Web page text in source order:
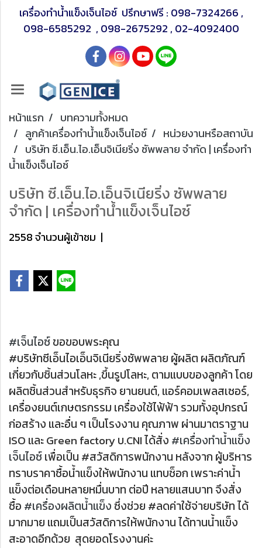
เครื่องทำน้ำแข็งเจ็นไอซ์ ปรึกษาฟรี : 098-7324266 ,
098-6585292 , 098-2675292 , 02-4092400
หน้าแรก
บทความทั้งหมด
ลูกค้าเครื่องทำน้ำแข็งเจ็นไอซ์
หน่วยงานหรือสถาบัน
บริษัท ซี.เอ็น.ไอ.เอ็นจิเนียริ่ง ซัพพลาย จำกัด | เครื่องทำ
น้ำแข็งเจ็นไอซ์
บริษัท ซี.เอ็น.ไอ.เอ็นจิเนียริ่ง ซัพพลาย
จำกัด | เครื่องทำน้ำแข็งเจ็นไอซ์
2558 จำนวนผู้เข้าชม |
#เจ็นไอซ์ขอขอบพระคุณ
#บริษัทซีเอ็นไอเอ็นจิเนียริ่งซัพพลาย ผู้ผลิต ผลิตภัณฑ์
เกี่ยวกับชิ้นส่วนโลหะ ,ขึ้นรูปโลหะ, ตามแบบของลูกค้า โดย
ผลิตชิ้นส่วนสำหรับธุรกิจ ยานยนต์, แอร์คอมเพลสเซอร์,
เครื่องยนต์เกษตรกรรม เครื่องใช้ไฟ้ฟ้า รวมทั้งอุปกรณ์
ก่อสร้าง และอื่น ๆ เป็นโรงงาน คุณภาพ ผ่านมาตราฐาน
ISO และ Green factory บ.CNI ได้สั่ง #เครื่องทำน้ำแข็ง
เจ็นไอซ์เพื่อเป็น #สวัสดิการพนักงาน หลังจาก ผู้บริหาร
ทราบราคาซื้อน้ำแข็งให้พนักงาน แทบช็อก เพราะค่าน้ำ
แข็งต่อเดือนหลายหมื่นบาท ต่อปี หลายแสนบาท จึงสั่ง
ซื้อ #เครื่องผลิตน้ำแข็ง ซึ่งช่วย #ลดค่าใช้จ่ายบริษัท ได้
มากมาย แถมเป็นสวัสดิการให้พนักงาน ได้ทานน้ำแข็ง
สะอาดอีกด้วย สุดยอดโรงงานค่ะ